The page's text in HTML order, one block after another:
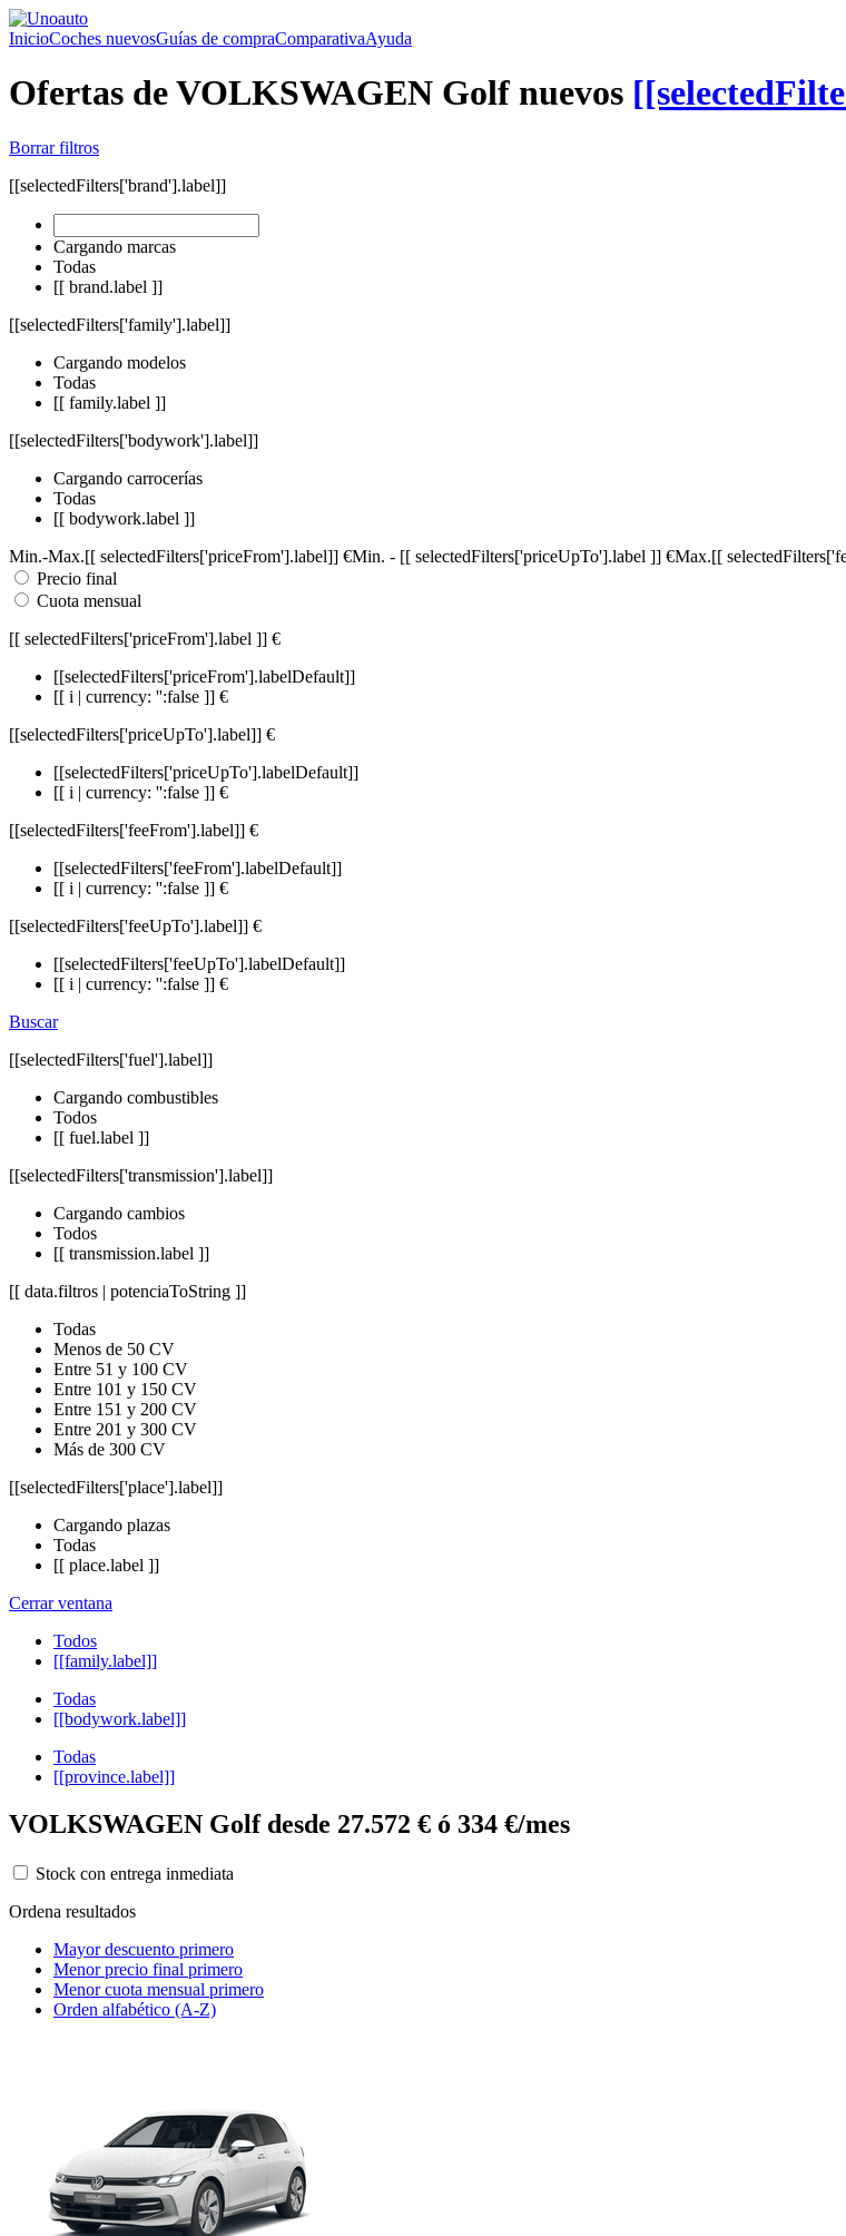
InicioCoches nuevosGuías de compraComparativaAyuda
Ofertas de VOLKSWAGEN Golf nuevos
Borrar filtros
[[selectedFilters['brand'].label]]
Cargando marcas
Todas
[[ brand.label ]]
[[selectedFilters['family'].label]]
Cargando modelos
Todas
[[ family.label ]]
[[selectedFilters['bodywork'].label]]
Cargando carrocerías
Todas
[[ bodywork.label ]]
Min.-Max.[[ selectedFilters['priceFrom'].label]] €Min. - [[ selectedFilters['priceUpTo'].label ]] €Max.[[
Precio final
Cuota mensual
[[ selectedFilters['priceFrom'].label ]] €
[[selectedFilters['priceFrom'].labelDefault]]
[[ i | currency: '':false ]] €
[[selectedFilters['priceUpTo'].label]] €
[[selectedFilters['priceUpTo'].labelDefault]]
[[ i | currency: '':false ]] €
[[selectedFilters['feeFrom'].label]] €
[[selectedFilters['feeFrom'].labelDefault]]
[[ i | currency: '':false ]] €
[[selectedFilters['feeUpTo'].label]] €
[[selectedFilters['feeUpTo'].labelDefault]]
[[ i | currency: '':false ]] €
Buscar
[[selectedFilters['fuel'].label]]
Cargando combustibles
Todos
[[ fuel.label ]]
[[selectedFilters['transmission'].label]]
Cargando cambios
Todos
[[ transmission.label ]]
[[ data.filtros | potenciaToString ]]
Todas
Menos de 50 CV
Entre 51 y 100 CV
Entre 101 y 150 CV
Entre 151 y 200 CV
Entre 201 y 300 CV
Más de 300 CV
[[selectedFilters['place'].label]]
Cargando plazas
Todas
[[ place.label ]]
Cerrar ventana
Todos
[[family.label]]
Todas
[[bodywork.label]]
Todas
[[province.label]]
VOLKSWAGEN Golf desde 27.572 € ó 334 €/mes
Stock con entrega inmediata
Ordena resultados
Mayor descuento primero
Menor precio final primero
Menor cuota mensual primero
Orden alfabético (A-Z)